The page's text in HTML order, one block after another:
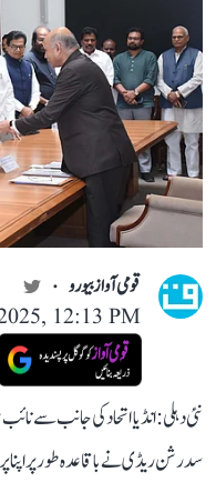
قومی آواز بیورو
12:13 PM
نئی دہلی: انڈیا اتحاد کی جانب سے
سدرشن ریڈی نے باقاعدہ طور پر